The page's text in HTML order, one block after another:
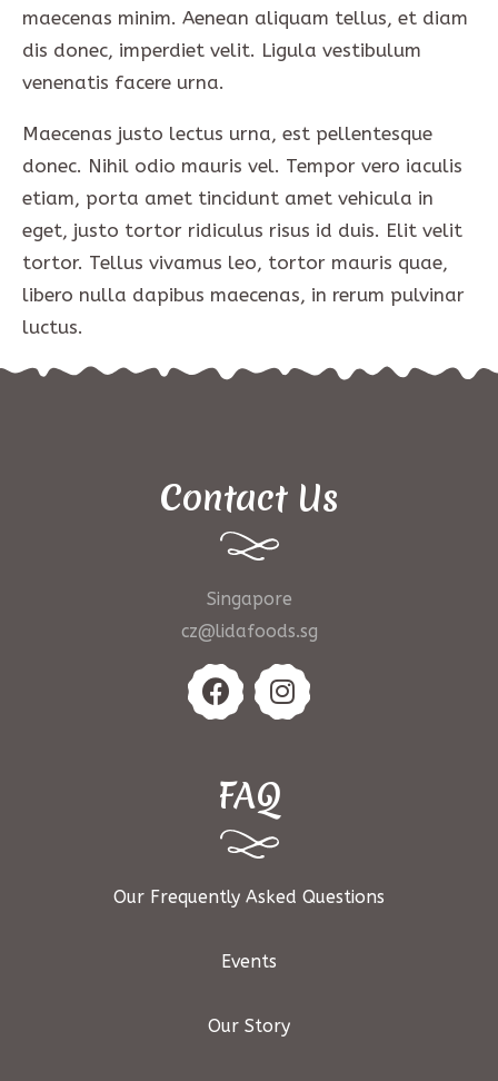
maecenas minim. Aenean aliquam tellus, et diam
dis donec, imperdiet velit. Ligula vestibulum
venenatis facere urna.
Maecenas justo lectus urna, est pellentesque
donec. Nihil odio mauris vel. Tempor vero iaculis
etiam, porta amet tincidunt amet vehicula in
eget, justo tortor ridiculus risus id duis. Elit velit
tortor. Tellus vivamus leo, tortor mauris quae,
libero nulla dapibus maecenas, in rerum pulvinar
luctus.
Contact Us
Singapore
cz@lidafoods.sg
FAQ
Our Frequently Asked Questions
Events
Our Story